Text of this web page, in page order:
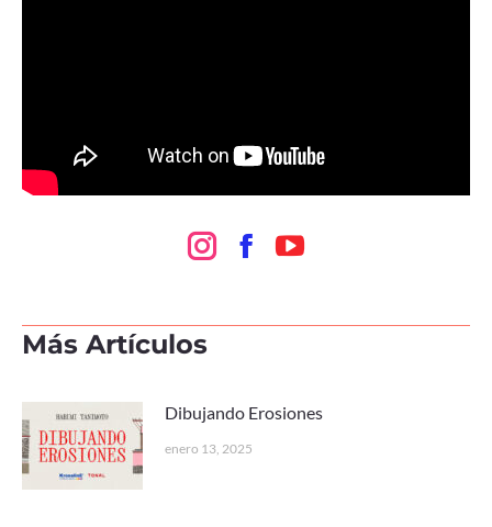
Instagram
Facebook
Más Artículos
Dibujando Erosiones
enero 13, 2025